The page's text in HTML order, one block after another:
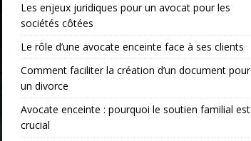
Les enjeux juridiques pour un avocat pour les
sociétés côtées
Le rôle d’une avocate enceinte face à ses clients
Comment faciliter la création d’un document pour
un divorce
Avocate enceinte : pourquoi le soutien familial est
crucial